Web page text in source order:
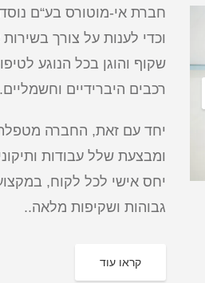
חברת אי-מוטורס בע“ם
וכדי לענות על צורך
שקוף והוגן בכל הנוגע
רכבים היברידיים וחשמליים.
יחד עם זאת, החברה
ומבצעת שלל עבודות
יחס אישי לכל לקוח,
גבוהות ושקיפות מלאה..
קראו עוד